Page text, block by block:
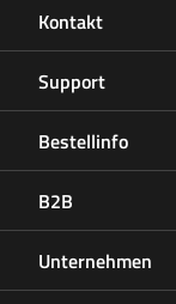
Kontakt
Support
Bestellinfo
B2B
Unternehmen